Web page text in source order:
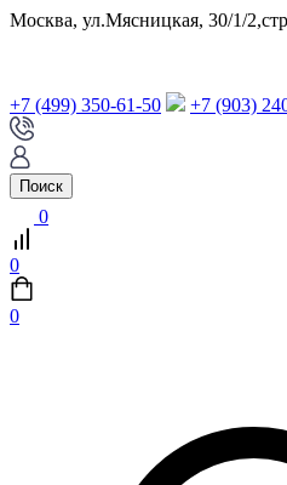
Москва, ул.Мясницкая, 30/1/
+7 (499) 350-61-50 +7 (903)
Поиск
0
0
0